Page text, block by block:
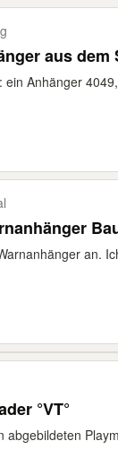
aus dem
ein Anhänger
an.
°VT°
abgebildeten